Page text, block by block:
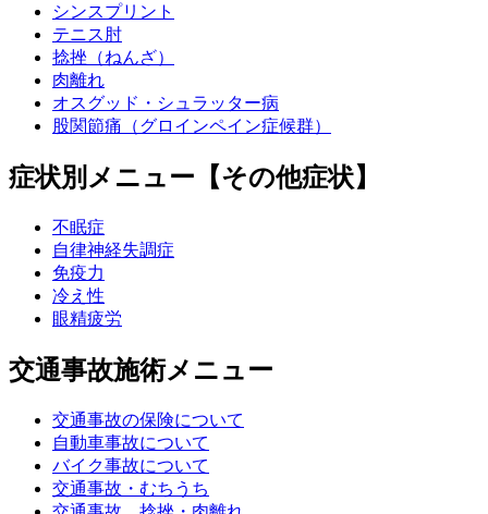
シンスプリント
テニス肘
捻挫（ねんざ）
肉離れ
オスグッド・シュラッター病
股関節痛（グロインペイン症候群）
症状別メニュー【その他症状】
不眠症
自律神経失調症
免疫力
冷え性
眼精疲労
交通事故施術メニュー
交通事故の保険について
自動車事故について
バイク事故について
交通事故・むちうち